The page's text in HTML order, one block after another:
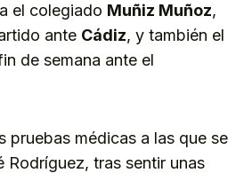
el colegiado Muñiz Muñoz,
ante Cádiz, y también el
de semana ante el
pruebas médicas a las que se
Rodríguez, tras sentir unas